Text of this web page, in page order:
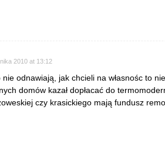
2010 at 13:12
nie odnawiają, jak chcieli na własnośc to
domów kazał dopłacać do
czy krasickiego mają fundusz